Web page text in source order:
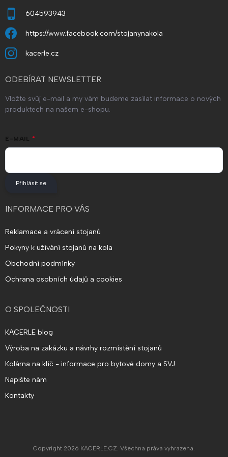
604593943
https://www.facebook.com/stojanynakola
kacerle.cz
ODEBÍRAT NEWSLETTER
Vložte svůj e-mail a my vám budeme zasílat informace o nových
produktech na našem e-shopu.
E-MAIL
Přihlásit se
INFORMACE PRO VÁS
Reklamace a vrácení stojanů
Pokyny k užívání stojanů na kola
Obchodní podmínky
Ochrana osobních údajů a cookies
O SPOLEČNOSTI
KACERLE blog
Výroba na zakázku a návrhy rozmístění stojanů
Kolárna na klíč - informace pro bytové domy a SVJ
Napište nám
Kontakty
Copyright 2026 KACERLE.CZ. Všechna práva vyhrazena.